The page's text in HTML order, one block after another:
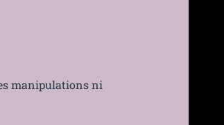
manipulations ni